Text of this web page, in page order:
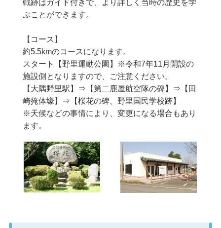
戦跡はガイド付きで、より詳しく当時の歴史を学
ぶことができます。
【コース】
約5.5kmのコースになります。
スタート【野里運動公園】※令和7年11月開設の
施設側となりますので、ご注意ください。
【大隅野里駅】⇒【第二鹿屋航空隊の碑】⇒【田
崎掩体壕】⇒【桜花の碑、野里国民学校跡】
※天候などの事情により、変更になる場合もあり
ます。